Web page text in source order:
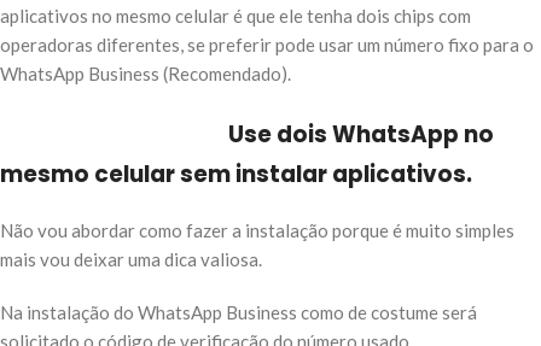
aplicativos no mesmo celular é que ele tenha dois chips com
operadoras diferentes, se preferir pode usar um número fixo para o
WhatsApp Business (Recomendado).
Use dois WhatsApp no
mesmo celular sem instalar aplicativos.
Não vou abordar como fazer a instalação porque é muito simples
mais vou deixar uma dica valiosa.
Na instalação do WhatsApp Business como de costume será
solicitado o código de verificação do número usado.